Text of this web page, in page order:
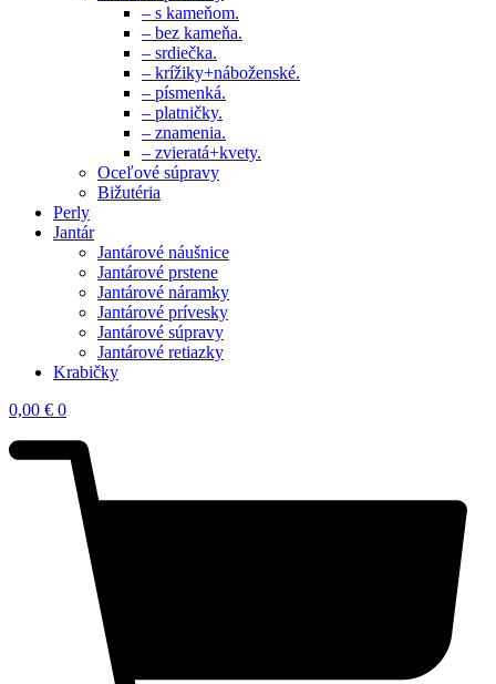
– s kameňom.
– bez kameňa.
– srdiečka.
– krížiky+náboženské.
– písmenká.
– platničky.
– znamenia.
– zvieratá+kvety.
Oceľové súpravy
Bižutéria
Perly
Jantár
Jantárové náušnice
Jantárové prstene
Jantárové náramky
Jantárové prívesky
Jantárové súpravy
Jantárové retiazky
Krabičky
0,00 € 0